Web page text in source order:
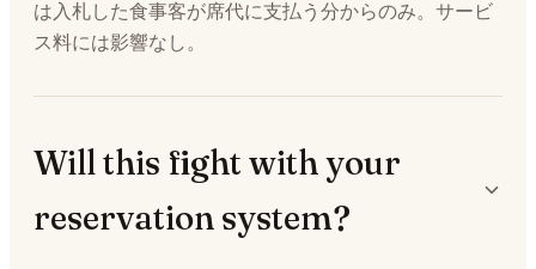
は入札した食事客が席代に支払う分からのみ。サービ
ス料には影響なし。
Will this fight with your
reservation system?